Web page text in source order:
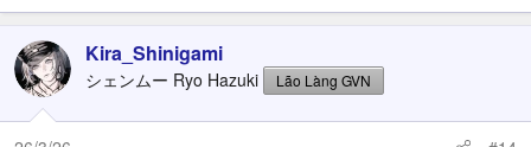
Kira_Shinigami
シェンムー Ryo Hazuki Lão Làng GVN